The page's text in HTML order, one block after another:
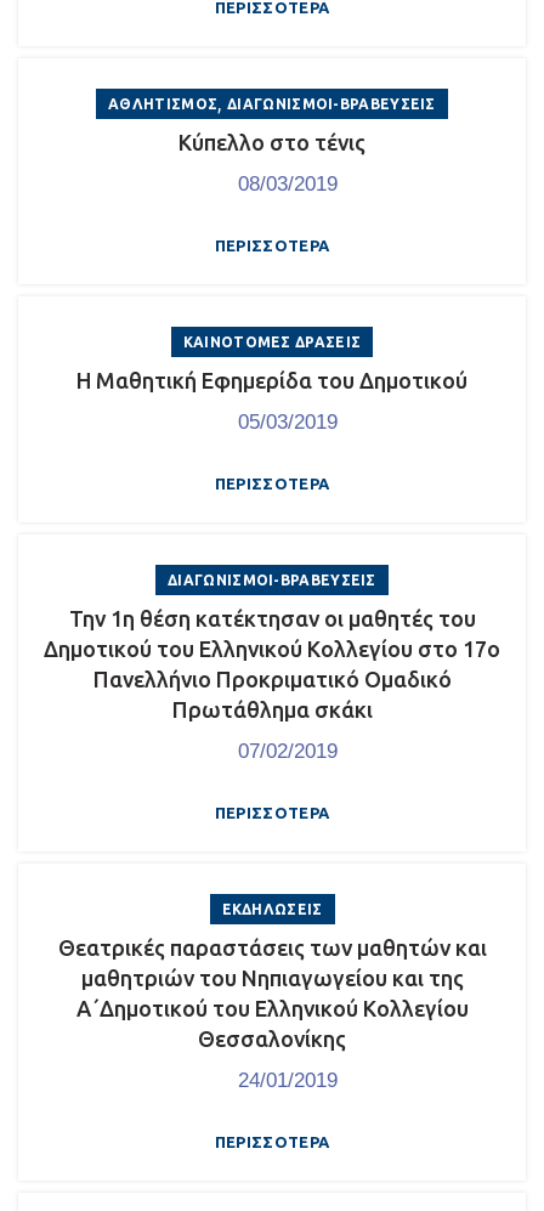
ΠΕΡΙΣΣΌΤΕΡΑ
ΑΘΛΗΤΙΣΜΌΣ,ΔΙΑΓΩΝΙΣΜΟΊ-ΒΡΑΒΕΎΣΕΙΣ
Κύπελλο στο τένις
08/03/2019
ΠΕΡΙΣΣΌΤΕΡΑ
ΚΑΙΝΟΤΌΜΕΣ ΔΡΆΣΕΙΣ
Η Μαθητική Εφημερίδα του Δημοτικού
05/03/2019
ΠΕΡΙΣΣΌΤΕΡΑ
ΔΙΑΓΩΝΙΣΜΟΊ-ΒΡΑΒΕΎΣΕΙΣ
Την 1η θέση κατέκτησαν οι μαθητές του
Δημοτικού του Ελληνικού Κολλεγίου στο 17ο
Πανελλήνιο Προκριματικό Ομαδικό
Πρωτάθλημα σκάκι
07/02/2019
ΠΕΡΙΣΣΌΤΕΡΑ
ΕΚΔΗΛΏΣΕΙΣ
Θεατρικές παραστάσεις των μαθητών και
μαθητριών του Νηπιαγωγείου και της
Α΄Δημοτικού του Ελληνικού Κολλεγίου
Θεσσαλονίκης
24/01/2019
ΠΕΡΙΣΣΌΤΕΡΑ